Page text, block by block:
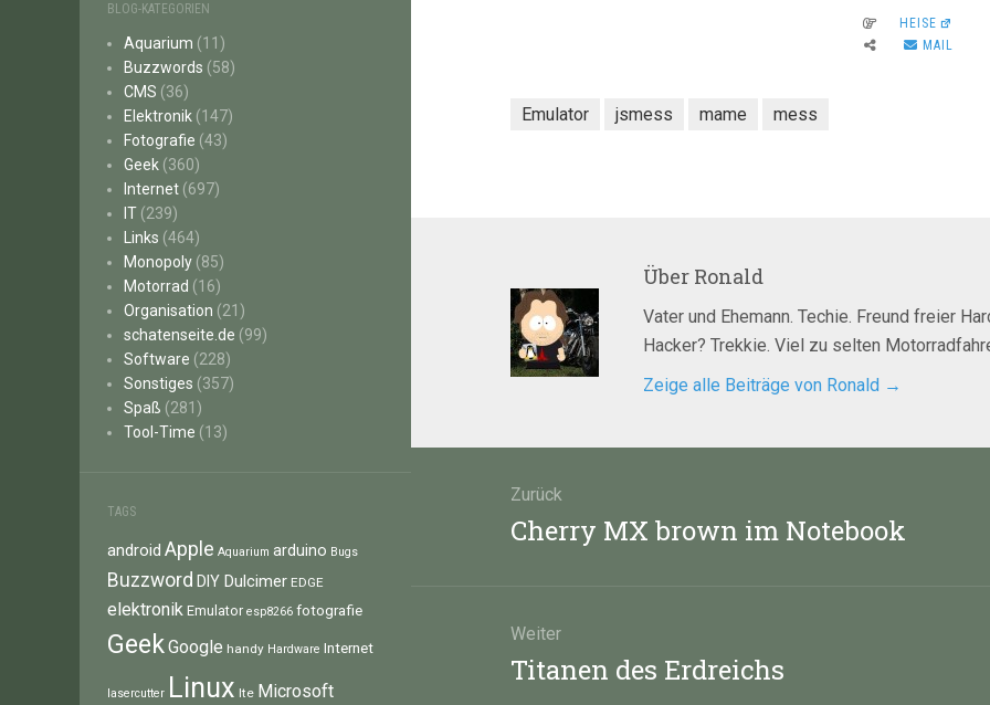
BLOG-KATEGORIEN
Aquarium (11)
Buzzwords (58)
CMS (36)
Elektronik (147)
Fotografie (43)
Geek (360)
Internet (697)
IT (239)
Links (464)
Monopoly (85)
Motorrad (16)
Organisation (21)
schatenseite.de (99)
Software (228)
Sonstiges (357)
Spaß (281)
Tool-Time (13)
TAGS
android Apple Aquarium arduino Bugs
Buzzword DIY Dulcimer EDGE
elektronik Emulator esp8266 fotografie
GeekGoogle handy Hardware Internet
lasercutter Linux lte Microsoft
HEISE
MAIL
Emulator jsmess mame mess
Über Ronald
Vater und Ehemann. Techie. Freund freier
Hacker? Trekkie. Viel zu selten
Zeige alle Beiträge von Ronald →
Zurück
Vorheriger
Cherry MX brown im Notebook
Weiter
Nächster
Titanen des Erdreichs